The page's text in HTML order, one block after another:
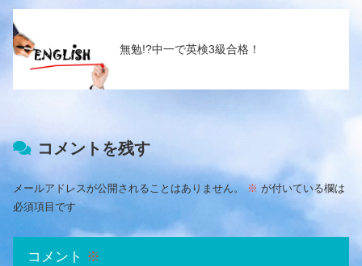
無勉!?中一で英検3級合格！
コメントを残す
メールアドレスが公開されることはありません。 ※ が付いている欄は
必須項目です
コメント ※